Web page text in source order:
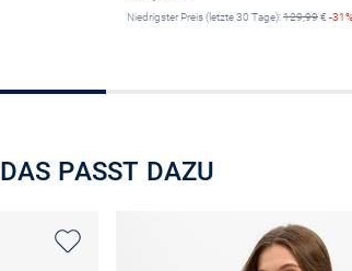
Niedrigster Preis (letzte 30 Tage):129,99€ -31%
DAS PASST DAZU